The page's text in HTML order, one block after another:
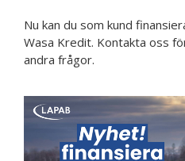
Nu kan du som kund
Wasa Kredit. Kontakta oss
andra frågor.